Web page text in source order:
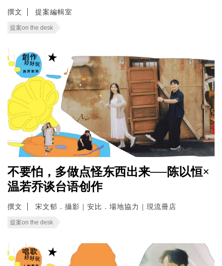
撰文 提案編輯室
提案on the desk
不要怕，多做点怪东西出来──陈以恒×
温若乔谈台语创作
撰文 宋文郁．攝影｜安比．場地協力｜現流冊店
提案on the desk